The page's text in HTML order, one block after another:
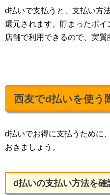
d払いで支払うと、支払い方
還元されます。貯まったポ
店舗で利用できるので、実質
西友でd払いを使う
d払いでお得に支払うために
おきましょう。
d払いの支払い方法を確